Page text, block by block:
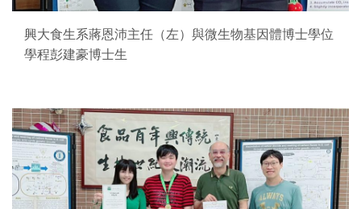
興大食生系蔣恩沛主任（左）與微生物基因體博士學位
學程彭建豪博士生